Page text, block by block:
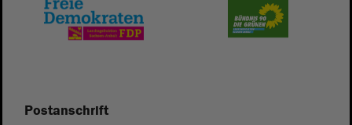
Postanschrift